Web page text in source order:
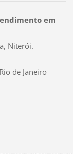
em
Niterói.
de Janeiro